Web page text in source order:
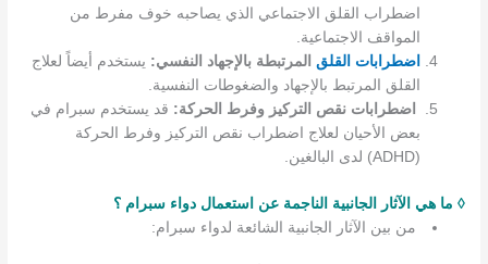
اضطراب القلق الاجتماعي الذي يصاحبه خوف مفرط من
المواقف الاجتماعية.
اضطرابات القلق المرتبطة بالإجهاد النفسي: يستخدم أيضاً لعلاج
القلق المرتبط بالإجهاد والضغوطات النفسية.
اضطرابات نقص التركيز وفرط الحركة: قد يستخدم سبرام في
بعض الأحيان لعلاج اضطراب نقص التركيز وفرط الحركة
(ADHD) لدى البالغين.
◊ ما هي الآثار الجانبية الناجمة عن استعمال دواء سبرام ؟
من بين الآثار الجانبية الشائعة لدواء سبرام: